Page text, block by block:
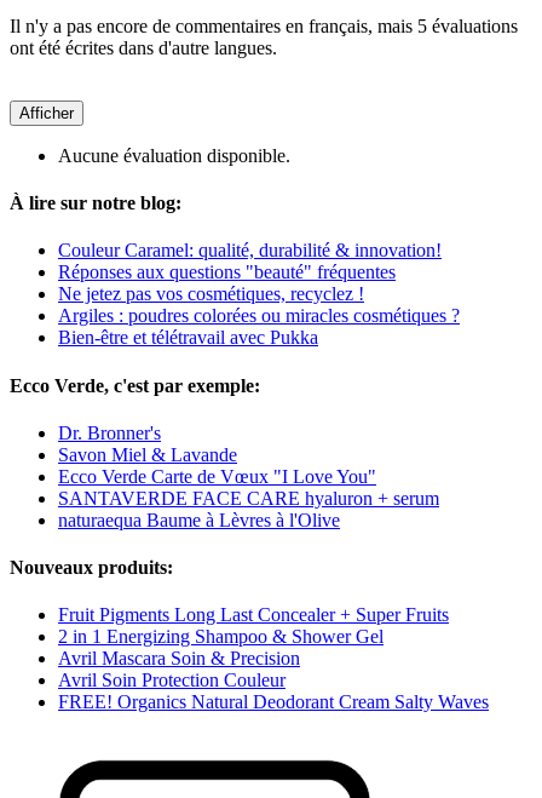
Il n'y a pas encore de commentaires en français, mais 5 évaluations
ont été écrites dans d'autre langues.
Afficher
Aucune évaluation disponible.
À lire sur notre blog:
Couleur Caramel: qualité, durabilité & innovation!
Réponses aux questions "beauté" fréquentes
Ne jetez pas vos cosmétiques, recyclez !
Argiles : poudres colorées ou miracles cosmétiques ?
Bien-être et télétravail avec Pukka
Ecco Verde, c'est par exemple:
Dr. Bronner's
Savon Miel & Lavande
Ecco Verde Carte de Vœux "I Love You"
SANTAVERDE FACE CARE hyaluron + serum
naturaequa Baume à Lèvres à l'Olive
Nouveaux produits:
Fruit Pigments Long Last Concealer + Super Fruits
2 in 1 Energizing Shampoo & Shower Gel
Avril Mascara Soin & Precision
Avril Soin Protection Couleur
FREE! Organics Natural Deodorant Cream Salty Waves